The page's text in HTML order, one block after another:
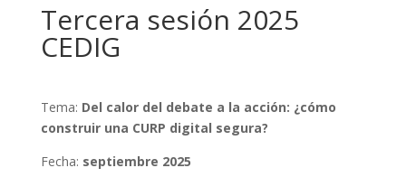
Tercera sesión 2025
CEDIG
Tema: Del calor del debate a la acción: ¿cómo
construir una CURP digital segura?
Fecha: septiembre 2025